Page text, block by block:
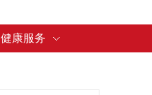
健康服务